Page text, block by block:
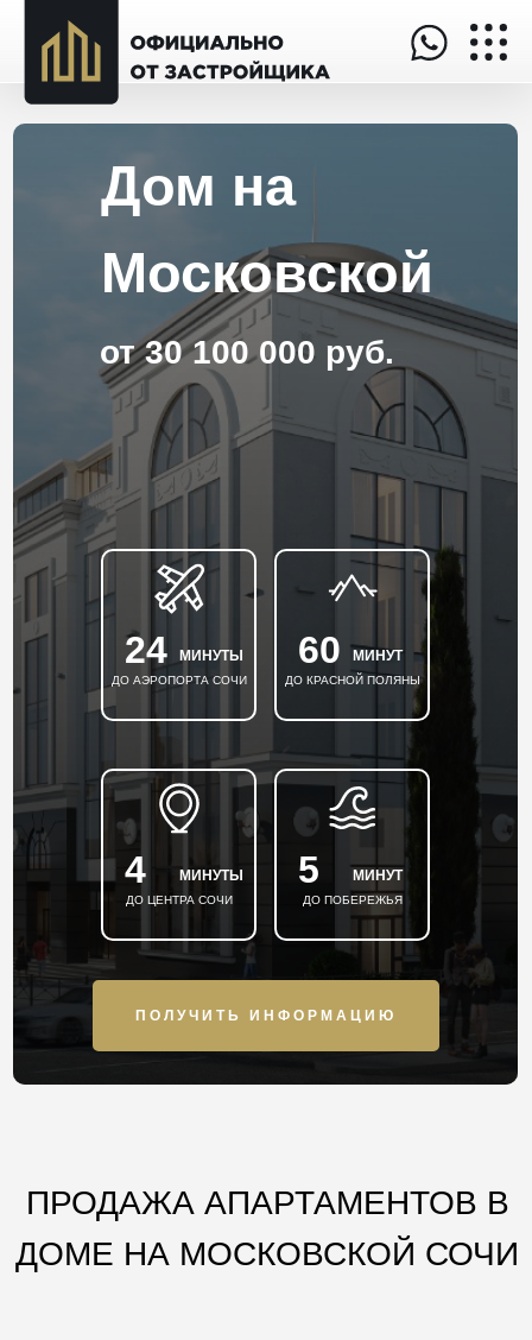
от 30 100 000 руб.
24 МИНУТЫ
ДО АЭРОПОРТА СОЧИ
ПОЛУЧИТЬ ИНФОРМАЦИЮ
4 МИНУТЫ
ДО ЦЕНТРА СОЧИ
Дом на
Московской
5 МИНУТ
ДО ПОБЕРЕЖЬЯ
60 МИНУТ
ДО КРАСНОЙ ПОЛЯНЫ
ПРОДАЖА АПАРТАМЕНТОВ В
ДОМЕ НА МОСКОВСКОЙ СОЧИ